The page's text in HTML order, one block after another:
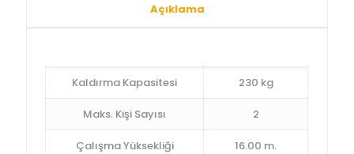
Açıklama
Kaldırma Kapasitesi 230 kg
Maks. Kişi Sayısı 2
Çalışma Yüksekliği 16.00 m.